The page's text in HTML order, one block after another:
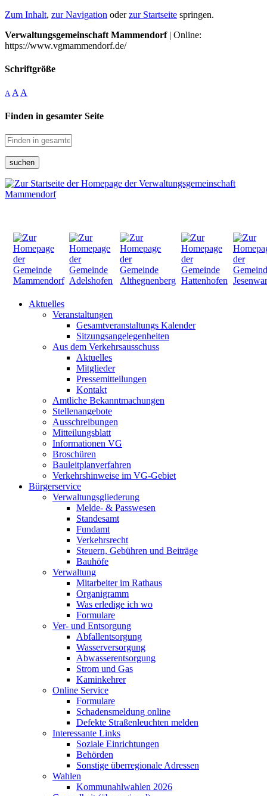
Zum Inhalt, zur Navigation oderzur Startseite springen.
Verwaltungsgemeinschaft Mammendorf| Online:
https://www.vgmammendorf.de/
Schriftgröße
A A A
Finden in gesamter Seite
suchen
Aktuelles
Veranstaltungen
Gesamtveranstaltungs Kalender
Sitzungsangelegenheiten
Aus dem Verkehrsausschuss
Aktuelles
Mitglieder
Pressemitteilungen
Kontakt
Amtliche Bekanntmachungen
Stellenangebote
Ausschreibungen
Mitteilungsblatt
Informationen VG
Broschüren
Bauleitplanverfahren
Verkehrshinweise im VG-Gebiet
Bürgerservice
Verwaltungsgliederung
Melde- & Passwesen
Standesamt
Fundamt
Verkehrsrecht
Steuern, Gebühren und Beiträge
Bauhöfe
Verwaltung
Mitarbeiter im Rathaus
Organigramm
Was erledige ich wo
Formulare
Ver- und Entsorgung
Abfallentsorgung
Wasserversorgung
Abwasserentsorgung
Strom und Gas
Kaminkehrer
Online Service
Formulare
Schadensmeldung online
Defekte Straßenleuchten melden
Interessante Links
Soziale Einrichtungen
Behörden
Sonstige überregionale Adressen
Wahlen
Kommunahlwahlen 2026